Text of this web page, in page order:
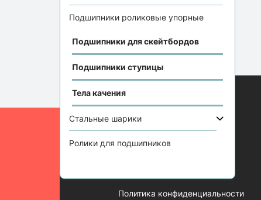
Подшипники роликовые упорные
Подшипники для скейтбордов
Подшипники ступицы
Тела качения
Стальные шарики
Ролики для подшипников
Политика конфиденциальности